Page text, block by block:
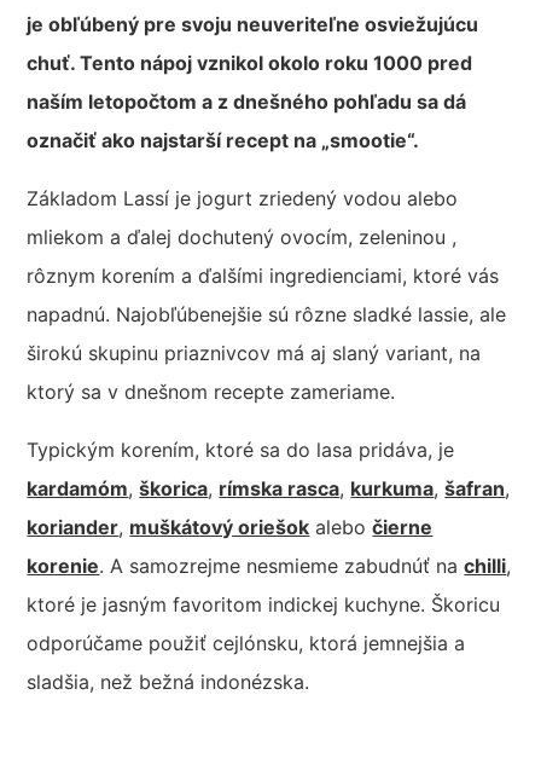
je obľúbený pre svoju neuveriteľne osviežujúcu
chuť. Tento nápoj vznikol okolo roku 1000 pred
naším letopočtom a z dnešného pohľadu sa dá
označiť ako najstarší recept na „smootie“.
Základom Lassí je jogurt zriedený vodou alebo
mliekom a ďalej dochutený ovocím, zeleninou ,
rôznym korením a ďalšími ingredienciami, ktoré vás
napadnú. Najobľúbenejšie sú rôzne sladké lassie, ale
širokú skupinu priaznivcov má aj slaný variant, na
ktorý sa v dnešnom recepte zameriame.
Typickým korením, ktoré sa do lasa pridáva, je
kardamóm,škorica, rímska rasca, kurkuma,šafran,
koriander, muškátový oriešok alebočierne
korenie. A samozrejme nesmieme zabudnúť nachilli,
ktoré je jasným favoritom indickej kuchyne. Škoricu
odporúčame použiť cejlónsku, ktorá jemnejšia a
sladšia, než bežná indonézska.